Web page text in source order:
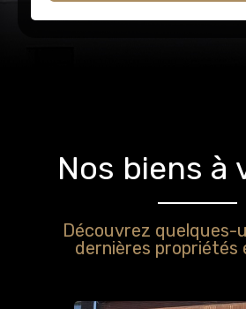
Nos biens à
Découvrez quelques-
dernières propriétés